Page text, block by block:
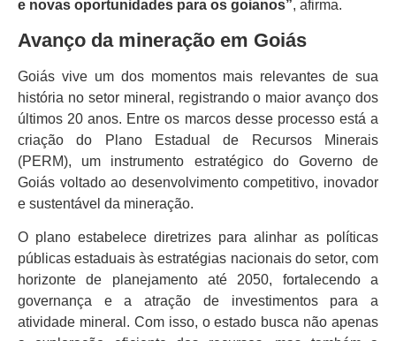
e novas oportunidades para os goianos”, afirma.
Avanço da mineração em Goiás
Goiás vive um dos momentos mais relevantes de sua
história no setor mineral, registrando o maior avanço dos
últimos 20 anos. Entre os marcos desse processo está a
criação do Plano Estadual de Recursos Minerais
(PERM), um instrumento estratégico do Governo de
Goiás voltado ao desenvolvimento competitivo, inovador
e sustentável da mineração.
O plano estabelece diretrizes para alinhar as políticas
públicas estaduais às estratégias nacionais do setor, com
horizonte de planejamento até 2050, fortalecendo a
governança e a atração de investimentos para a
atividade mineral. Com isso, o estado busca não apenas